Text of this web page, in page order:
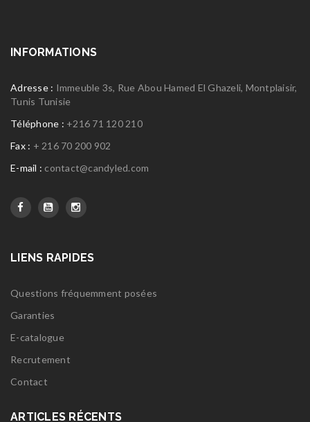
INFORMATIONS
Adresse : Immeuble 3s, Rue Abou Hamed El Ghazeli, Montplaisir,
Tunis Tunisie
Téléphone : +216 71 120 210
Fax : + 216 70 200 902
E-mail : contact@candyled.com
LIENS RAPIDES
Questions fréquemment posées
Garanties
E-catalogue
Recrutement
Contact
ARTICLES RÉCENTS